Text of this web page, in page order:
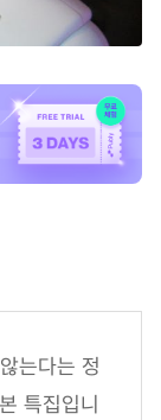
는다는 정
특집입니